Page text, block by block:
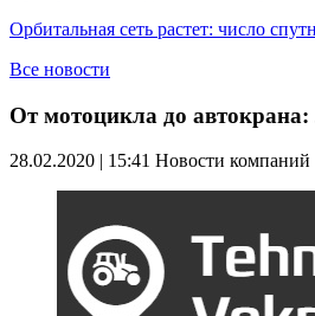
Орбитальная сеть растет: число
Все новости
От мотоцикла до
28.02.2020 | 15:41 Новости компаний